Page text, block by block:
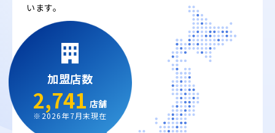
います。
加盟店数
2,741 店舗
※2026年7月末現在